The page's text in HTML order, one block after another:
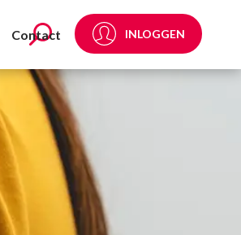
Contact INLOGGEN